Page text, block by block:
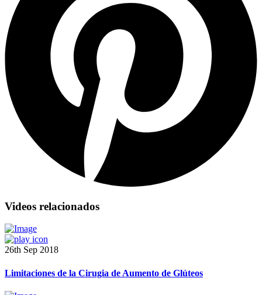
Videos relacionados
26th Sep 2018
Limitaciones de la Cirugia de Aumento de Glúteos